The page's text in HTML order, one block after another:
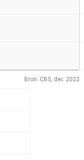
Bron: CBS, dec. 2022